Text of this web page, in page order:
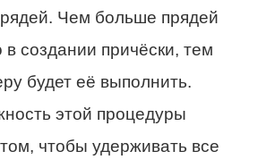
Чем больше прядей
в создании причёски, тем
будет её выполнить.
этой процедуры
чтобы удерживать все